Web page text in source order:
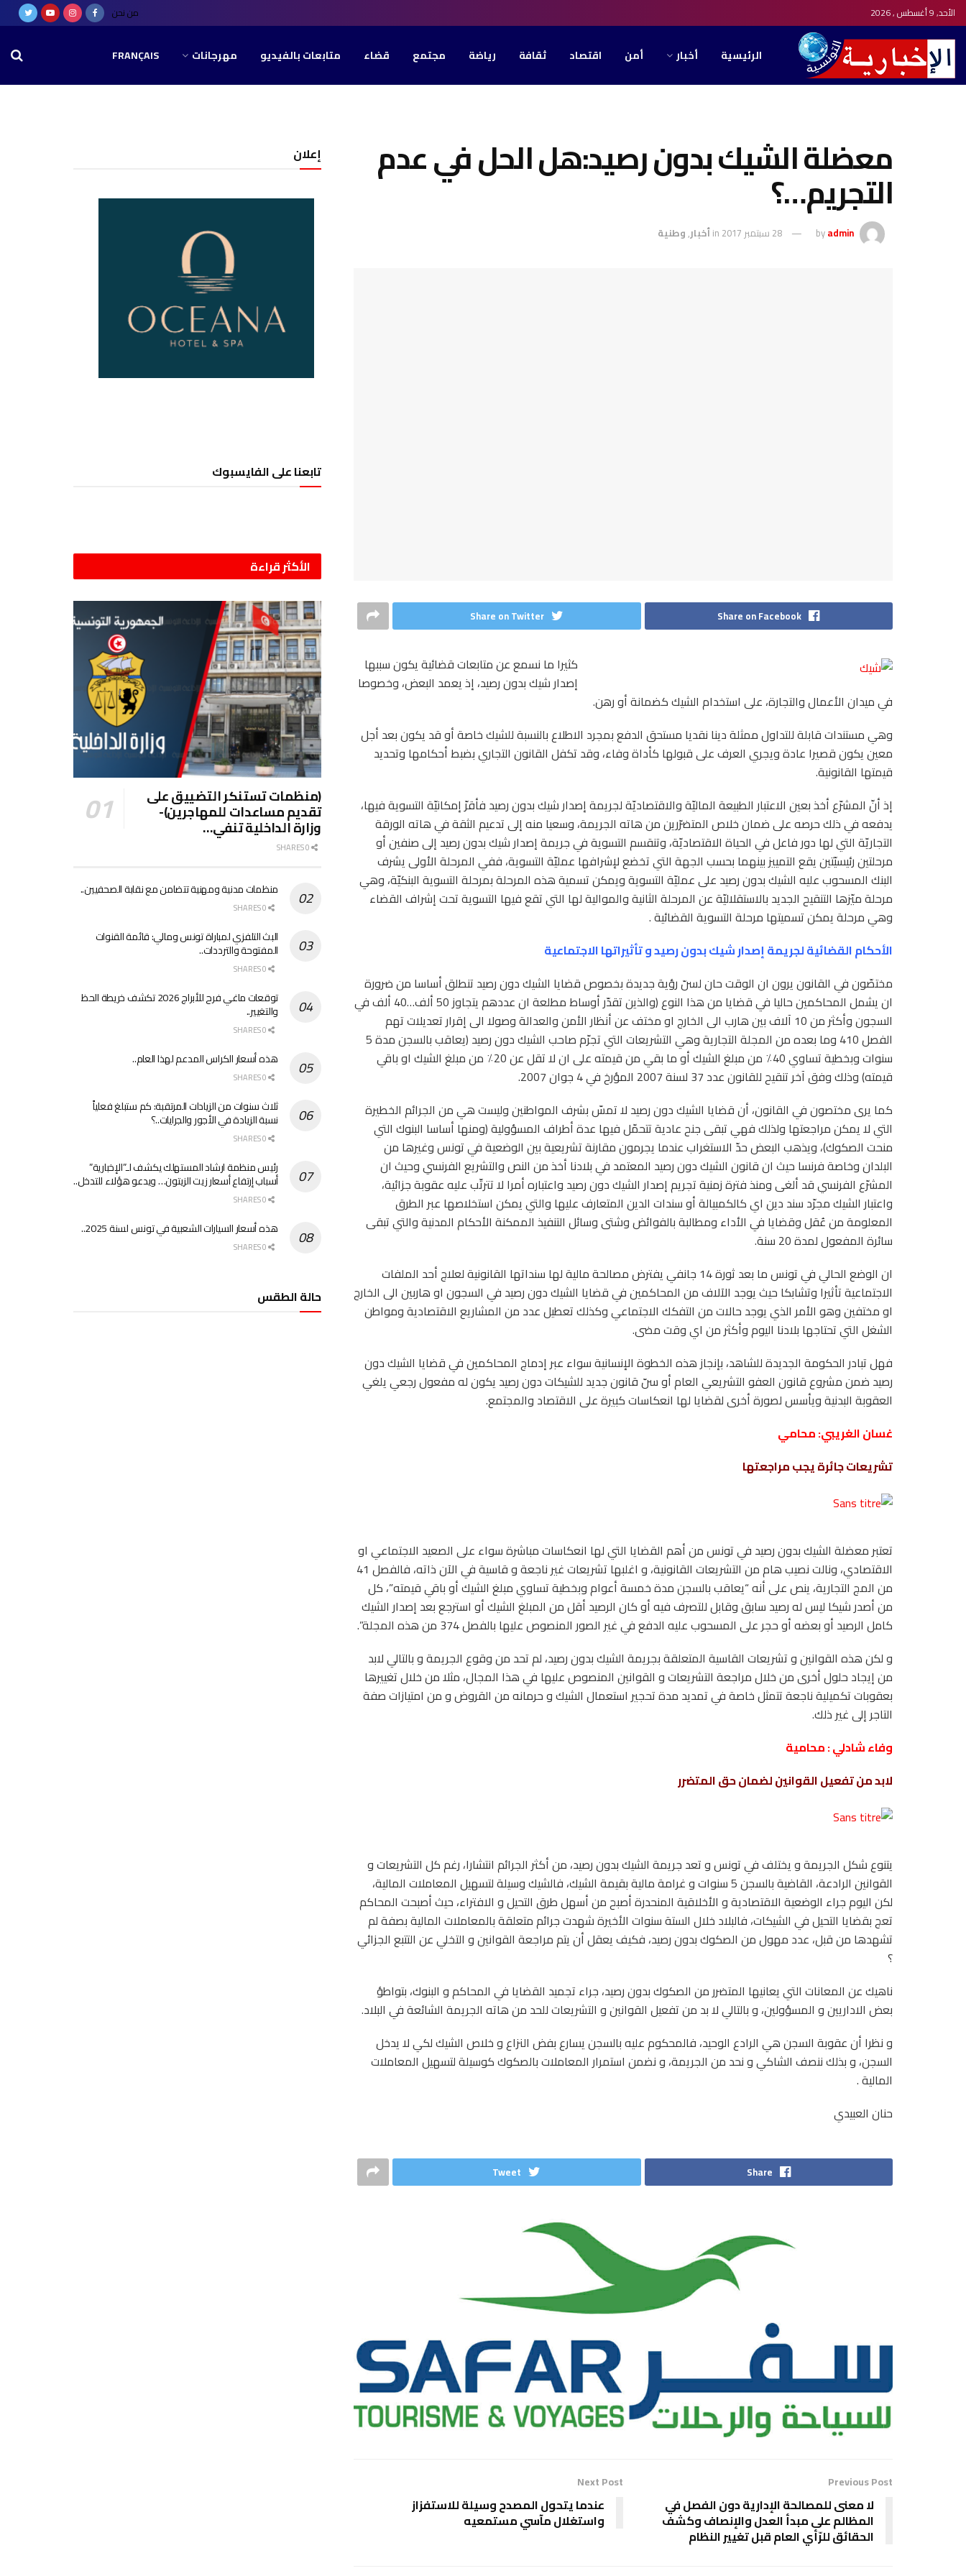
الأحد, 9 أغسطس , 2026 من نحن
الرئيسية أخبار أمن اقتصاد ثقافة رياضة مجتمع قضاء متابعات بالفيديو مهرجانات FRANÇAIS
معضلة الشيك بدون رصيد:هل الحل في عدم
التجريم…؟
byadmin 28 سبتمبر 2017 inأخبار,وطنية
Share on Facebook
Share on Twitter
كثيرا ما نسمع عن متابعات قضائية يكون سببها
إصدار شيك بدون رصيد، إذ يعمد البعض، وخصوصا
في ميدان الأعمال والتجارة، على استخدام الشيك كضمانة أو رهن.
وهي مستندات قابلة للتداول ممثلة دينا نقديا مستحق الدفع بمجرد الاطلاع بالنسبة للشيك خاصة أو قد يكون بعد أجل
معين يكون قصيرا عادة ويجري العرف على قبولها كأداة وفاء، وقد تكفل القانون التجاري بضبط أحكامها وتحديد
قيمتها القانونية.
إذ أنّ المشرّع أخذ بعين الاعتبار الطبيعة الماليّة والاقتصاديّة لجريمة إصدار شيك بدون رصيد فأقرّ إمكانيّة التسوية فيها،
يدفعه في ذلك حرصه على ضمان خلاص المتضرّرين من هاته الجريمة، وسعيا منه إلى تدعيم الثقة في هاته الورقة
التجاريّة التي لها دور فاعل في الحياة الاقتصاديّة، وتنقسم التسوية في جريمة إصدار شيك بدون رصيد إلى صنفين أو
مرحلتين رئيسيّتين يقع التمييز بينهما بحسب الجهة التي تخضع لإشرافها عمليّة التسوية، ففي المرحلة الأولى يشرف
البنك المسحوب عليه الشيك بدون رصيد على عمليّة التسوية ويمكن تسمية هذه المرحلة بمرحلة التسوية البنكيّة، وهي
مرحلة ميّزها التنقيح الجديد بالاستقلاليّة عن المرحلة الثانية والموالية لها التي تقع فيها التسوية تحت إشراف القضاء
وهي مرحلة يمكن تسميتها مرحلة التسوية القضائية .
الأحكام القضائية لجريمة إصدار شيك بدون رصيد و تأثيراتها الاجتماعية
مختصّون في القانون يرون ان الوقت حان لسنّ رؤية جديدة بخصوص قضايا الشيك دون رصيد تنطلق أساسا من ضرورة
ان يشمل المحاكمين حاليا في قضايا من هذا النوع (والذين تقدّر أوساط مطلعة ان عددهم يتجاوز 50 ألف…40 ألف في
السجون وأكثر من 10 آلاف بين هارب الى الخارج او مختف عن أنظار الأمن والعدالة وصولا الى إقرار تعديلات تهم
الفصل 410 وما بعده من المجلة التجارية وهي التشريعات التي تجرّم صاحب الشيك دون رصيد (يعاقب بالسجن مدة 5
سنوات وبخطية تساوي 40٪ من مبلغ الشيك أو ما بقي من قيمته على ان لا تقل عن 20٪ من مبلغ الشيك او باقي
قيمته) وذلك وفق آخر تنقيح للقانون عدد 37 لسنة 2007 المؤرخ في 4 جوان 2007.
كما يرى مختصون في القانون، أن قضايا الشيك دون رصيد لا تمسّ بشرف المواطنين وليست هي من الجرائم الخطيرة
التي لا يمكن مراجعتها ولذلك فهي تبقى جنح عادية تتحمّل فيها عدة أطراف المسؤولية (ومنها أساسا البنوك التي
منحت الصكوك)، ويذهب البعض حدّ الاستغراب عندما يجرمون مقارنة تشريعية بين الوضعية في تونس وغيرها من
البلدان وخاصة فرنسا حيث ان قانون الشيك دون رصيد المعتمد في بلادنا أخذ من النص والتشريع الفرنسي وحيث ان
المشرّع الفرنسي قد ألغى ومنذ فترة زمنية تجريم إصدار الشيك دون رصيد واعتباره أمرا لا تترتّب عليه عقوبة جزائية،
واعتبار الشيك مجرّد سند دين اي كالكمبيالة أو سندات الدين المتعارف عليها والتي يمكن استخلاصها عبر الطرق
المعلومة من عُقل وقضايا في الأداء ومطالبة بالفوائض وشتى وسائل التنفيذ الممكنة الأحكام المدنية والتي تبقى
سائرة المفعول لمدة 20 سنة.
ان الوضع الحالي في تونس ما بعد ثورة 14 جانفي يفترض مصالحة مالية لها سنداتها القانونية لعلاج أحد الملفات
الاجتماعية تأثيرا وتشابكا حيث يوجد الآلاف من المحاكمين في قضايا الشيك دون رصيد في السجون او هاربين الى الخارج
او مختفين وهو الأمر الذي يوجد حالات من التفكك الاجتماعي وكذلك تعطيل عدد من المشاريع الاقتصادية ومواطن
الشغل التي تحتاجها بلادنا اليوم وأكثر من اي وقت مضى.
فهل تبادر الحكومة الجديدة للشاهد، بإنجاز هذه الخطوة الإنسانية سواء عبر إدماج المحاكمين في قضايا الشيك دون
رصيد ضمن مشروع قانون العفو التشريعي العام أو سنّ قانون جديد للشيكات دون رصيد يكون له مفعول رجعي يلغي
العقوبة البدنية ويأسس لصورة أخرى لقضايا لها انعكاسات كبيرة على الاقتصاد والمجتمع.​
غسان الغريبي: محامي
تشريعات جائرة يجب مراجعتها
تعتبر معضلة الشيك بدون رصيد في تونس من أهم القضايا التي لها انعكاسات مباشرة سواء على الصعيد الاجتماعي او
الاقتصادي، ونالت نصيب هام من التشريعات القانونية، و اغلبها تشريعات غير ناجعة و قاسية في الآن ذاته، فالفصل 41
من المج التجارية، ينص على أنه “يعاقب بالسجن مدة خمسة أعوام وبخطية تساوي مبلغ الشيك أو باقي قيمته”، كل
من أصدر شيكا ليس له رصيد سابق وقابل للتصرف فيه أو كان الرصيد أقل من المبلغ الشيك أو استرجع بعد إصدار الشيك
كامل الرصيد أو بعضه أو حجر على المسحوب عليه الدفع في غير الصور المنصوص عليها بالفصل 374 من هذه المجلة”.
و لكن هذه القوانين و تشريعات القاسية المتعلقة بجريمة الشيك بدون رصيد، لم تحد من وقوع الجريمة و بالتالي لابد
من إيجاد حلول أخرى من خلال مراجعة التشريعات و القوانين المنصوص عليها في هذا المجال، مثلا من خلال تغييرها
بعقوبات تكميلية ناجعة تتمثل خاصة في تمديد مدة تحجير استعمال الشيك و حرمانه من القروض و من امتيازات صفة
التاجر إلى غير ذلك.
وفاء شادلي : محامية
لابد من تفعيل القوانين لضمان حق المتضرر
يتنوع شكل الجريمة و يختلف في تونس و تعد جريمة الشيك بدون رصيد، من أكثر الجرائم انتشارا، رغم كل التشريعات و
القوانين الرادعة، القاضية بالسجن 5 سنوات و غرامة مالية بقيمة الشيك، فالشيك وسيلة لتسهيل المعاملات المالية،
لكن اليوم جراء الوضعية الاقتصادية و الأخلاقية المنحدرة أصبح من أسهل طرق التحيل و الافتراء، حيث أصبحت المحاكم
تعج بقضايا التحيل في الشيكات، فالبلاد خلال الستة سنوات الأخيرة شهدت جرائم متعلقة بالمعاملات المالية بصفة لم
تشهدها من قبل، عدد مهول من الصكوك بدون رصيد، فكيف يعقل أن يتم مراجعة القوانين و التخلي عن التتبع الجزائي
؟
ناهيك عن المعانات التي يعانيها المتضرر من الصكوك بدون رصيد، جراء تجميد القضايا في المحاكم و البنوك، بتواطؤ
بعض الاداريين و المسؤولين، و بالتالي لا بد من تفعيل القوانين و التشريعات للحد من هاته الجريمة الشائعة في البلاد.
و نظرا أن عقوبة السجن هي الرادع الوحيد، فالمحكوم عليه بالسجن يسارع بفض النزاع و خلاص الشيك لكي لا يدخل
السجن، و بذلك ننصف الشاكي و نحد من الجريمة، و نضمن استمرار المعاملات بالصكوك كوسيلة لتسهيل المعاملات
المالية .
حنان العبيدي
Share
Tweet
Previous Post
لا معنى للمصالحة الإدارية دون الفصل في
المظالم على مبدأ العدل والإنصاف وكشف
الحقائق للرّأي العام قبل تغيير النظام
Next Post
عندما يتحول المصدح وسيلة للاستفزاز
واستغلال مآسي مستمعيه
إعلان
تابعنا على الفايسبوك
الأكثر قراءة
(منظمات تستنكر التضييق على
تقديم مساعدات للمهاجرين)-
وزارة الداخلية تنفي…
منظمات مدنية ومهنية تتضامن مع نقابة الصحفيين..
البث التلفزي لمباراة تونس ومالي: قائمة القنوات
المفتوحة والترددات..
توقعات ماغي فرح للأبراج 2026 تكشف خريطة الحظ
والتغيير..
هذه أسعار الكراس المدعم لهذا العام..
ثلاث سنوات من الزيادات المرتقبة: كم ستبلغ فعلياً
نسبة الزيادة في الأجور والجرايات..؟
رئيس منظمة ارشاد المستهلك يكشف لـ”الإخبارية”
أسباب إرتفاع أسعار زيت الزيتون… ويدعو هؤلاء للتدخل..
هذه أسعار السيارات الشعبية في تونس لسنة 2025..
حالة الطقس